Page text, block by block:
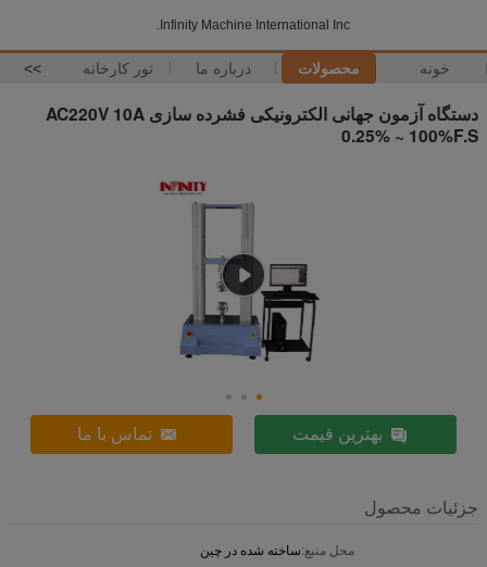
Infinity Machine International Inc.
خونه محصولات درباره ما تور کارخانه >>
دستگاه آزمون جهانی الکترونیکی فشرده سازی AC220V 10A
0.25% ~ 100%F.S
بهترین قیمت تماس با ما
جزئیات محصول
محل منبع:ساخته شده در چین